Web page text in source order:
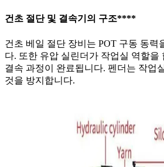
건초 절단 및 결속기의 구조****
건초 베일 절단 장비는 POT 구동 동력
다. 또한 유압 실린더가 작업실 역할을
결속 과정이 완료됩니다. 펜더는 작업
것을 방지합니다.